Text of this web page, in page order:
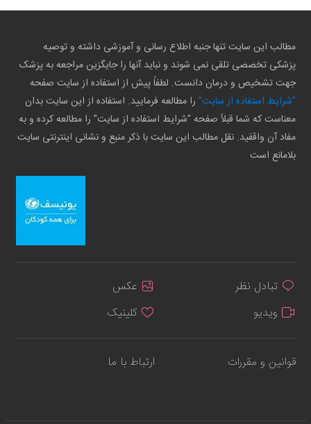
مطالب این سایت تنها جنبه اطلاع رسانی و آموزشی داشته و توصیه
پزشکی تخصصی تلقی نمی شوند و نباید آنها را جایگزین مراجعه به پزشک
جهت تشخیص و درمان دانست. لطفاً پیش از استفاده از سایت صفحه
"شرایط استفاده از سایت" را مطالعه فرمایید. استفاده از این سایت بدان
معناست که شما قبلاً صفحه "شرایط استفاده از سایت" را مطالعه کرده و به
مفاد آن واقفید. نقل مطالب این سایت با ذکر منبع و نشانی اینترنتی سایت
بلامانع است
تبادل نظر
عکس
ویدیو
کلینیک
قوانین و مقررات ارتباط با ما